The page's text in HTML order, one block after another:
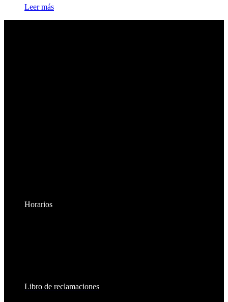
Leer más
Horarios
Libro de reclamaciones